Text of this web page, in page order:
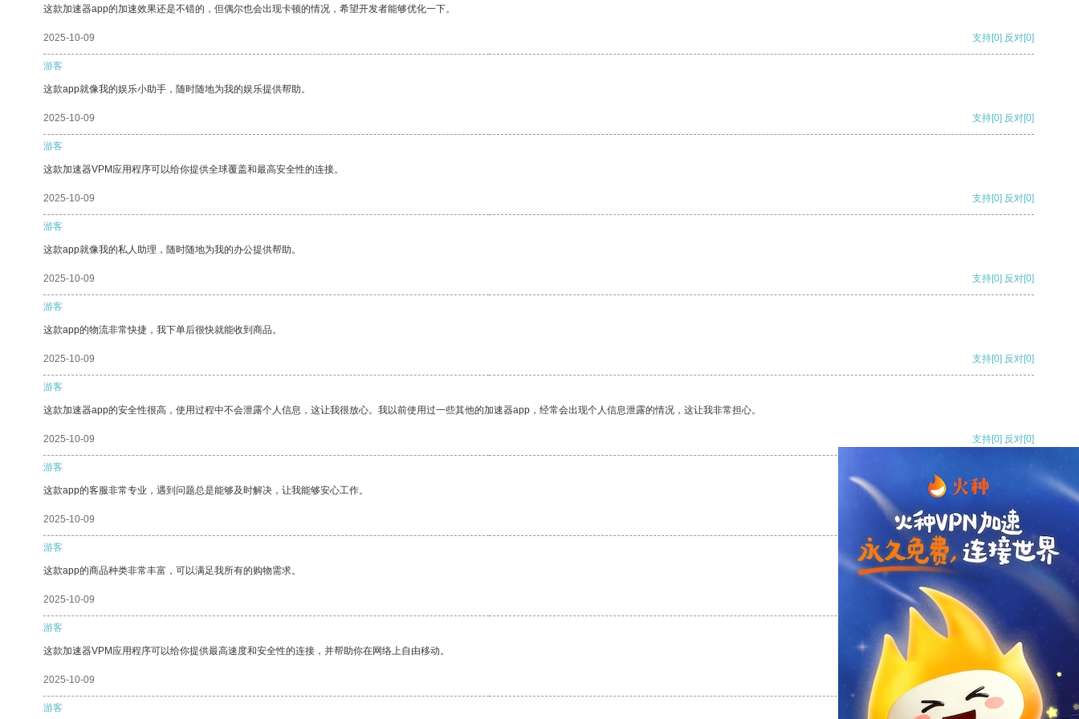
这款加速器app的加速效果还是不错的，但偶尔也会出现卡顿的情况，希望开发者能够优化一下。
2025-10-09 支持[0] 反对[0]
游客
这款app就像我的娱乐小助手，随时随地为我的娱乐提供帮助。
2025-10-09 支持[0] 反对[0]
游客
这款加速器VPM应用程序可以给你提供全球覆盖和最高安全性的连接。
2025-10-09 支持[0] 反对[0]
游客
这款app就像我的私人助理，随时随地为我的办公提供帮助。
2025-10-09 支持[0] 反对[0]
游客
这款app的物流非常快捷，我下单后很快就能收到商品。
2025-10-09 支持[0] 反对[0]
游客
这款加速器app的安全性很高，使用过程中不会泄露个人信息，这让我很放心。我以前使用过一些其他的加速器app，经常会出现个人信息泄露的情况，这让我非常担心。
2025-10-09 支持[0] 反对[0]
游客
这款app的客服非常专业，遇到问题总是能够及时解决，让我能够安心工作。
2025-10-09 支持[0] 反对
游客
这款app的商品种类非常丰富，可以满足我所有的购物需求。
2025-10-09 支持
游客
这款加速器VPM应用程序可以给你提供最高速度和安全性的连接，并帮助你在网络上自由移动。
2025-10-09 反对 [0]
游客